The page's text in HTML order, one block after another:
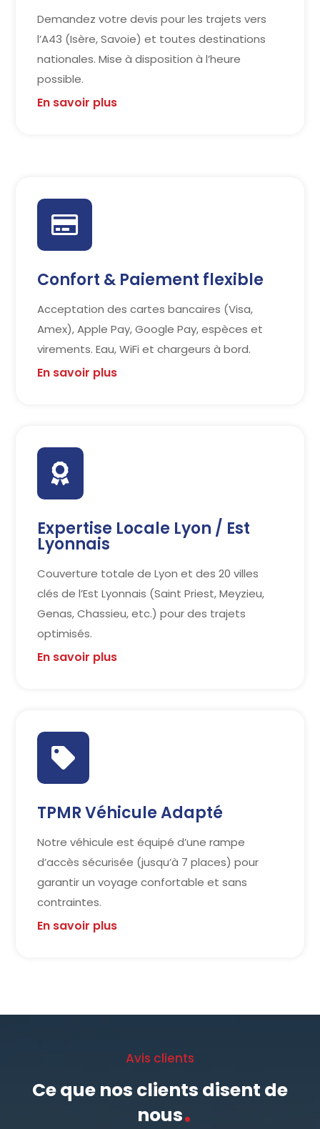
Demandez votre devis pour les trajets vers
l’A43 (Isère, Savoie) et toutes destinations
nationales. Mise à disposition à l’heure
possible.
En savoir plus

Confort & Paiement flexible
Acceptation des cartes bancaires (Visa,
Amex), Apple Pay, Google Pay, espèces et
virements. Eau, WiFi et chargeurs à bord.
En savoir plus

Expertise Locale Lyon / Est
Lyonnais
Couverture totale de Lyon et des 20 villes
clés de l’Est Lyonnais (Saint Priest, Meyzieu,
Genas, Chassieu, etc.) pour des trajets
optimisés.
En savoir plus

TPMR Véhicule Adapté
Notre véhicule est équipé d’une rampe
d’accès sécurisée (jusqu’à 7 places) pour
garantir un voyage confortable et sans
contraintes.
En savoir plus
Avis clients
Ce que nos clients disent de
nous